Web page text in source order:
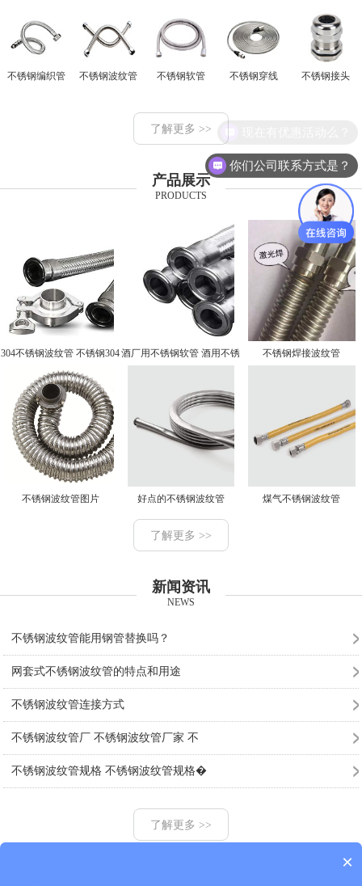
不锈钢编织管 不锈钢波纹管 不锈钢软管 不锈钢穿线 不锈钢接头
了解更多 >>
产品展示
PRODUCTS
304不锈钢波纹管 不锈钢304
波纹管
酒厂用不锈钢软管 酒用不锈 不锈钢焊接波纹管
不锈钢波纹管图片 好点的不锈钢波纹管 煤气不锈钢波纹管
了解更多 >>
新闻资讯
NEWS
不锈钢波纹管能用钢管替换吗？
网套式不锈钢波纹管的特点和用途
不锈钢波纹管连接方式
不锈钢波纹管厂 不锈钢波纹管厂家 不
不锈钢波纹管规格 不锈钢波纹管规格�
了解更多 >>
你们公司联系方式是？
×